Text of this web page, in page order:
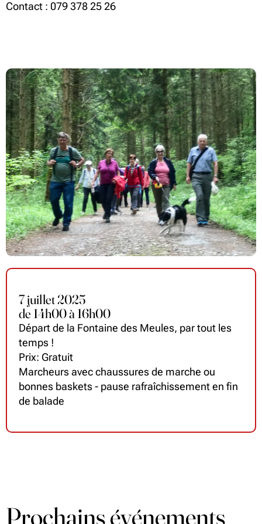
Contact : 079 378 25 26
7 juillet 2025
de 14h00 à 16h00
Départ de la Fontaine des Meules, par tout les
temps !
Prix: Gratuit
Marcheurs avec chaussures de marche ou
bonnes baskets - pause rafraîchissement en fin
de balade
Prochains événements